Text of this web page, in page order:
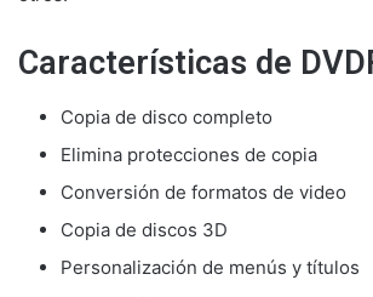
Características de
Copia de disco completo
Elimina protecciones de copia
Conversión de formatos de video
Copia de discos 3D
Personalización de menús y títulos